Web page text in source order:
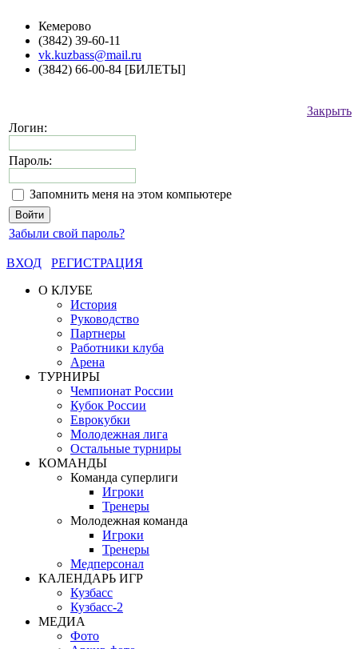
Кемерово
(3842) 39-60-11
vk.kuzbass@mail.ru
(3842) 66-00-84 [БИЛЕТЫ]
Закрыть
Логин:
Пароль:
Запомнить меня на этом компьютере
Забыли свой пароль?
ВХОД
РЕГИСТРАЦИЯ
О КЛУБЕ
История
Руководство
Партнеры
Работники клуба
Арена
ТУРНИРЫ
Чемпионат России
Кубок России
Еврокубки
Молодежная лига
Остальные турниры
КОМАНДЫ
Команда суперлиги
Игроки
Тренеры
Молодежная команда
Игроки
Тренеры
Медперсонал
КАЛЕНДАРЬ ИГР
Кузбасс
Кузбасс-2
МЕДИА
Фото